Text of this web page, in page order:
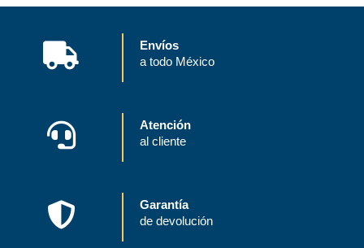
Envíos
a todo México
Atención
al cliente
Garantía
de devolución